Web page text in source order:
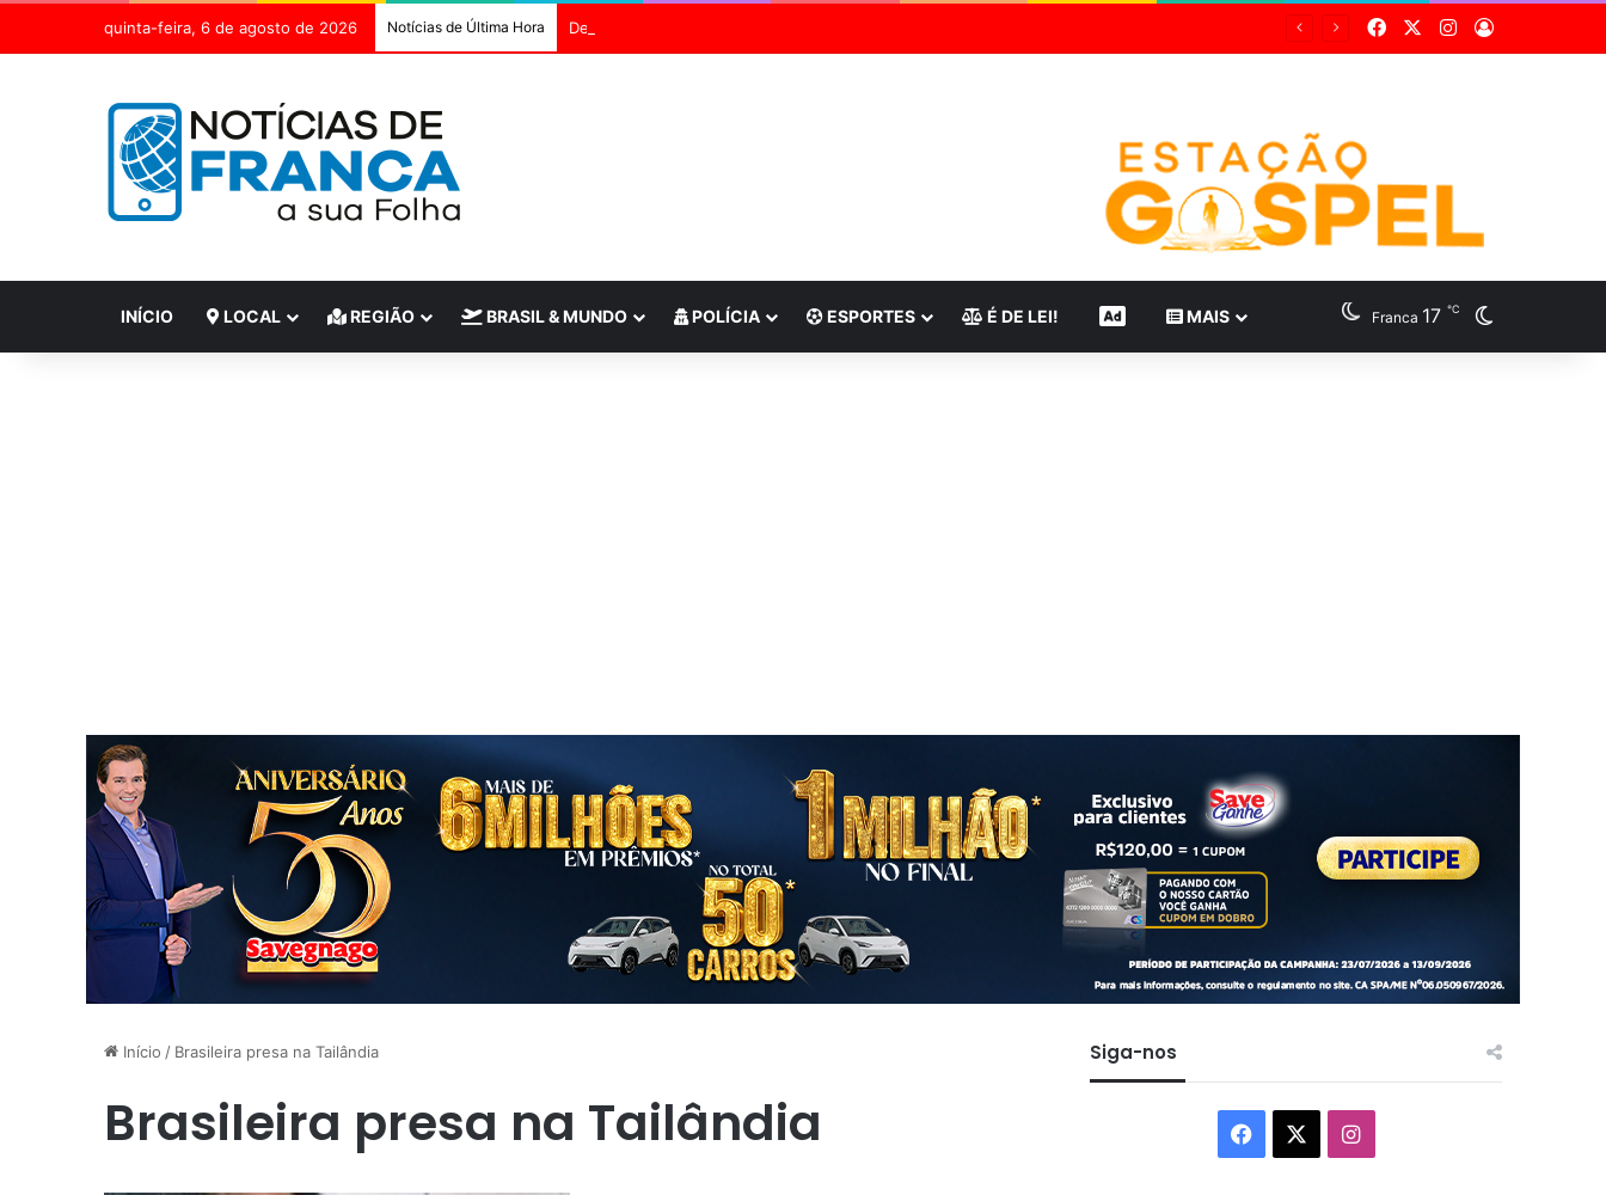
quinta-feira, 6 de agosto de 2026 Notícias de Última Hora Defesa Civil do Rio envia alerta severo para ventos fortes FacebookInstagram
Entrar
INÍCIO LOCAL REGIÃO BRASIL & MUNDO POLÍCIA ESPORTES É DE LEI! CONTEÚDO DE MARCA
MAIS Franca 17 ℃
Início / Brasileira presa na Tailândia
Brasileira presa na Tailândia
Siga-nos
Facebook Instagram